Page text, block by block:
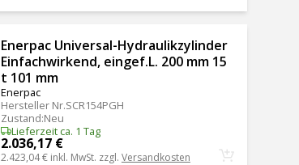
Enerpac Universal-Hydraulikzylinder
Einfachwirkend, eingef.L. 200 mm 15
t 101 mm
Enerpac
Hersteller Nr.SCR154PGH
Zustand:Neu
Lieferzeit ca. 1 Tag
2.036,17 €
2.423,04 € inkl. MwSt. zzgl. Versandkosten